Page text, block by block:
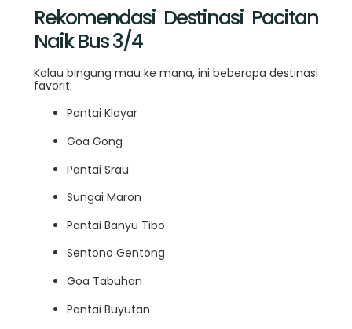
Rekomendasi Destinasi Pacitan
Naik Bus 3/4
Kalau bingung mau ke mana, ini beberapa destinasi
favorit:
Pantai Klayar
Goa Gong
Pantai Srau
Sungai Maron
Pantai Banyu Tibo
Sentono Gentong
Goa Tabuhan
Pantai Buyutan